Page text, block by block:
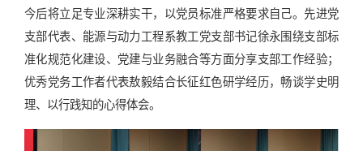
今后将立足专业深耕实干，以党员标准严格要求自己。先进党
支部代表、能源与动力工程系教工党支部书记徐永围绕支部标
准化规范化建设、党建与业务融合等方面分享支部工作经验；
优秀党务工作者代表敖毅结合长征红色研学经历，畅谈学史明
理、以行践知的心得体会。